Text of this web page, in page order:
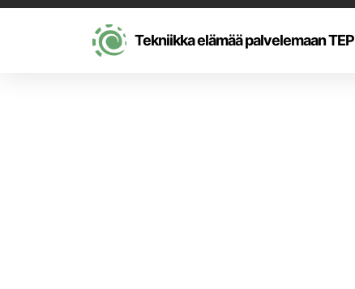
Tekniikka elämää palvelemaan TEP